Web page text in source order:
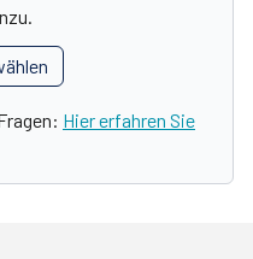
Hier erfahren Sie